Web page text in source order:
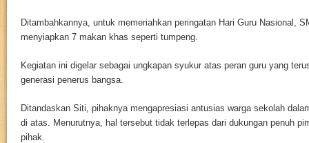
Ditambahkannya, untuk memeriahkan peringatan Hari Guru Nasional,
menyiapkan 7 makan khas seperti tumpeng.
Kegiatan ini digelar sebagai ungkapan syukur atas peran guru yang
generasi penerus bangsa.
Ditandaskan Siti, pihaknya mengapresiasi antusias warga sekolah
di atas. Menurutnya, hal tersebut tidak terlepas dari dukungan penuh
pihak.